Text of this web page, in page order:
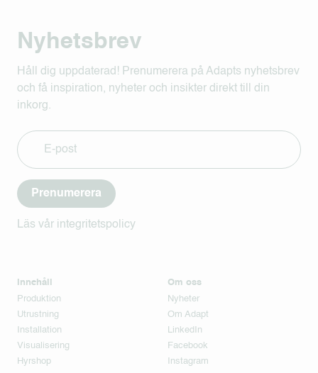
Nyhetsbrev
Håll dig uppdaterad! Prenumerera på Adapts nyhetsbrev
och få inspiration, nyheter och insikter direkt till din
inkorg.
Prenumerera
Läs vår integritetspolicy
Innehåll
Produktion
Utrustning
Installation
Visualisering
Hyrshop
Om oss
Nyheter
Om Adapt
LinkedIn
Facebook
Instagram